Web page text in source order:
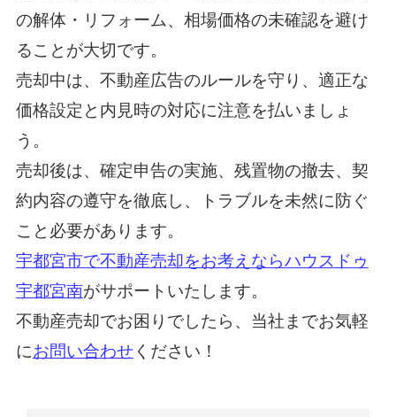
の解体・リフォーム、相場価格の未確認を避け
ることが大切です。
売却中は、不動産広告のルールを守り、適正な
価格設定と内見時の対応に注意を払いましょ
う。
売却後は、確定申告の実施、残置物の撤去、契
約内容の遵守を徹底し、トラブルを未然に防ぐ
こと必要があります。
宇都宮市で不動産売却をお考えならハウスドゥ
宇都宮南がサポートいたします。
不動産売却でお困りでしたら、当社までお気軽
にお問い合わせ ください！